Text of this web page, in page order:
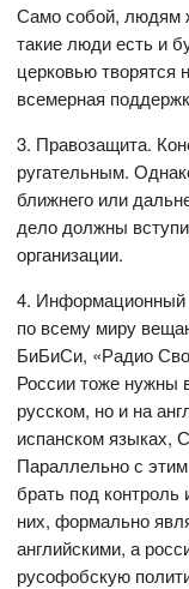
Само собой, людям
такие люди есть и
церковью творятся
всемерная
3. Правозащита.
ругательным.
ближнего или
дело должны
организации.
4. Информационный
по всему миру
БиБиСи, «Радио
России тоже нужны
русском, но и на
испанском языках,
Параллельно с
брать под
них, формально
английскими, а
русофобскую